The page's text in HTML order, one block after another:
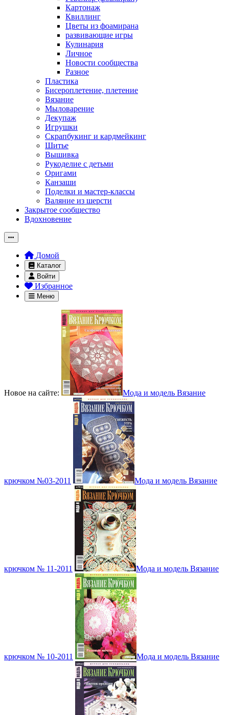
Картонаж
Квиллинг
Цветы из фоамирана
развивающие игры
Кулинария
Личное
Новости сообщества
Разное
Пластика
Бисероплетение, плетение
Вязание
Мыловарение
Декупаж
Игрушки
Скрапбукинг и кардмейкинг
Шитье
Вышивка
Рукоделие с детьми
Оригами
Канзаши
Поделки и мастер-классы
Валяние из шерсти
Закрытое сообщество
Вдохновение
Домой
Каталог
Войти
Избранное
Меню
Новое на сайте: Мода и модель Вязание
крючком №03-2011 Мода и модель Вязание
крючком № 11-2011 Мода и модель Вязание
крючком № 10-2011 Мода и модель Вязание